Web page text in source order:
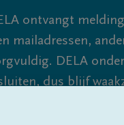
ontvangt
DELA
dus blijf